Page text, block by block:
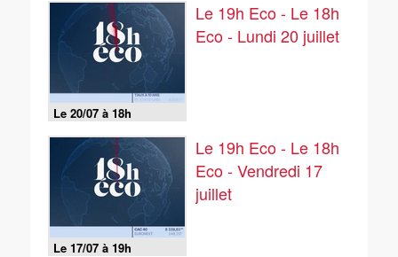
Le 20/07 à 18h
Le 19h Eco - Le 18h
Eco - Lundi 20 juillet
Le 17/07 à 19h
Le 19h Eco - Le 18h
Eco - Vendredi 17
juillet